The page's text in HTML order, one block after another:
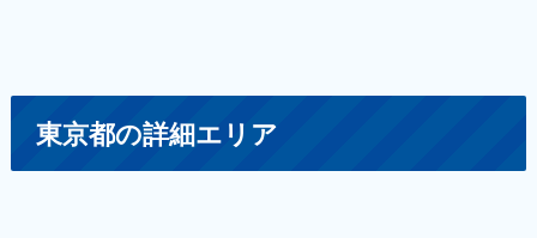
東京都の詳細エリア